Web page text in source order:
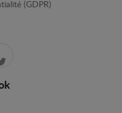
(GDPR)